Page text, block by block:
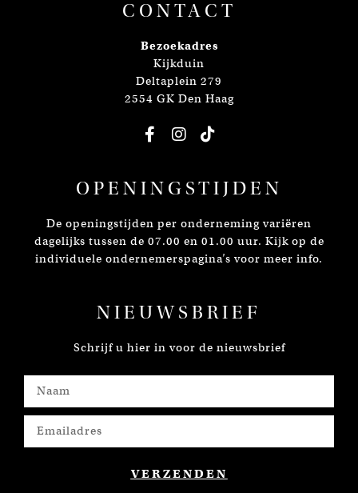
CONTACT
Bezoekadres
Kijkduin
Deltaplein 279
2554 GK Den Haag
OPENINGSTIJDEN
De openingstijden per onderneming variëren
dagelijks tussen de 07.00 en 01.00 uur. Kijk op de
individuele ondernemerspagina’s voor meer info.
NIEUWSBRIEF
Schrijf u hier in voor de nieuwsbrief
VERZENDEN